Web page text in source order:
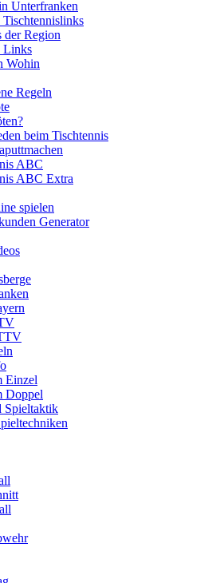
Unterfranken
Tischtennislinks
der Region
Links
Wohin
Regeln
beim Tischtennis
ABC
ABC Extra
spielen
Generator
Einzel
Doppel
Spieltaktik